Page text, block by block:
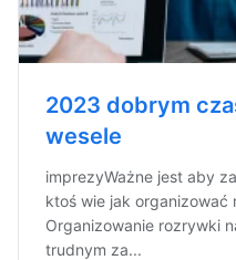
2023 dobrym
wesele
imprezyWażne jest aby
ktoś wie jak organizować
Organizowanie rozrywki
trudnym za...